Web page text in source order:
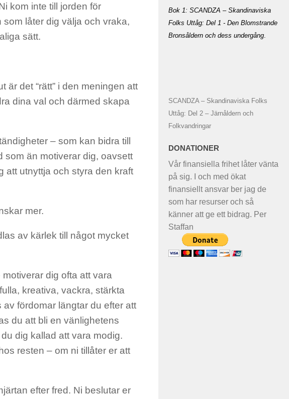
kom inte till jorden för
som låter dig välja och vraka,
sätt.
är det “rätt” i den meningen att
dina val och därmed skapa
– som kan bidra till
som än motiverar dig, oavsett
att utnyttja och styra den kraft
mer.
av kärlek till något mycket
dig ofta att vara
kreativa, vackra, stärkta
fördomar längtar du efter att
du att bli en vänlighetens
dig kallad att vara modig.
resten – om ni tillåter er att
efter fred. Ni beslutar er
Bok 1: SCANDZA – Skandinaviska
Folks Uttåg: Del 1 - Den Blomstrande
Bronsåldern och dess undergång.
SCANDZA – Skandinaviska Folks
Uttåg: Del 2 – Järnåldern och
Folkvandringar
DONATIONER
Vår finansiella frihet låter vänta
på sig. I och med ökat
finansiellt ansvar ber jag de
som har resurser och så
känner att ge ett bidrag. Per
Staffan